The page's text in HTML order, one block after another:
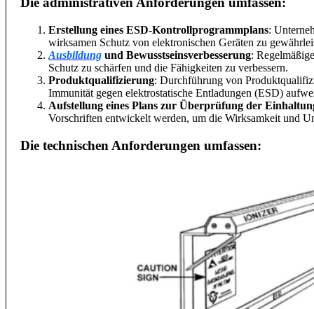
Erstellung eines ESD-Kontrollprogrammplans:
wirksamen Schutz von elektronischen Geräten zu
Ausbildung und Bewusstseinsverbesserung:
Schutz zu schärfen und die Fähigkeiten zu verbessern.
Produktqualifizierung: Durchführung von
Immunität gegen elektrostatische Entladungen (ESD)
Aufstellung eines Plans zur Überprüfung der
Vorschriften entwickelt werden, um die Wirksamkeit und
Die technischen Anforderungen umfassen: